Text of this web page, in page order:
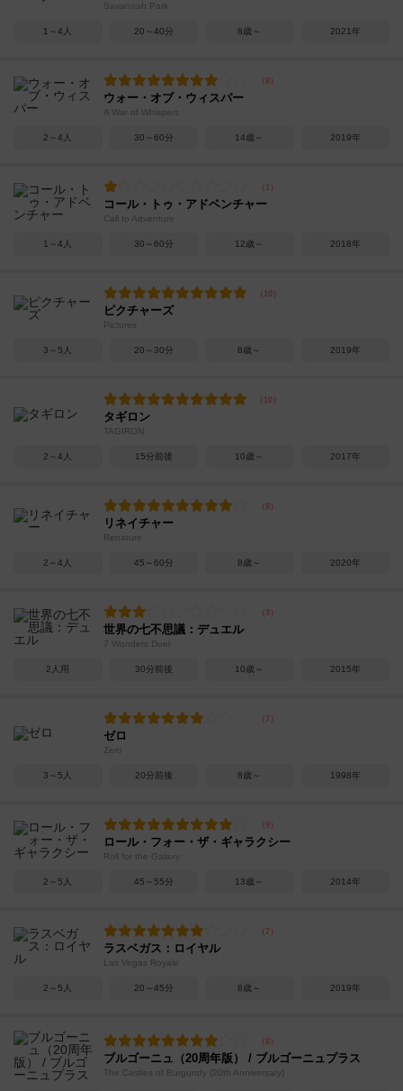
Savannah Park
1～4人 20～40分 8歳～ 2021年
ウォー・オブ・ウィスパー
A War of Whispers
2～4人 30～60分 14歳～ 2019年
コール・トゥ・アドベンチャー
Call to Adventure
1～4人 30～60分 12歳～ 2018年
ピクチャーズ
Pictures
3～5人 20～30分 8歳～ 2019年
タギロン
TAGIRON
2～4人 15分前後 10歳～ 2017年
リネイチャー
Renature
2～4人 45～60分 8歳～ 2020年
世界の七不思議：デュエル
7 Wonders Duel
2人用 30分前後 10歳～ 2015年
ゼロ
Zero
3～5人 20分前後 8歳～ 1998年
ロール・フォー・ザ・ギャラクシー
Roll for the Galaxy
2～5人 45～55分 13歳～ 2014年
ラスベガス：ロイヤル
Las Vegas Royale
2～5人 20～45分 8歳～ 2019年
ブルゴーニュ（20周年版） / ブルゴーニュプラス
The Castles of Burgundy (20th Anniversary)